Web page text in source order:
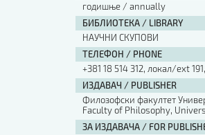
годишње / annually
БИБЛИОТЕКА / LIBRARY
НАУЧНИ СКУПОВИ
ТЕЛЕФОН / PHONE
+381 18 514 312, локал/ext
ИЗДАВАЧ / PUBLISHER
Филозофски факултет
Faculty of Philosophy,
ЗА ИЗДАВАЧА / FOR